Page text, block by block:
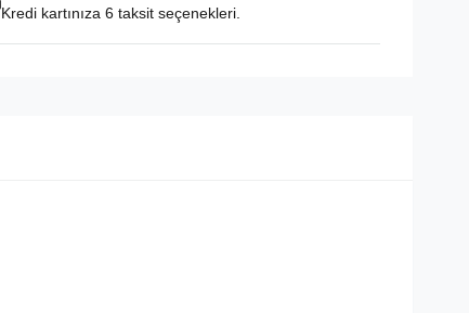
Kredi kartınıza 6 taksit seçenekleri.